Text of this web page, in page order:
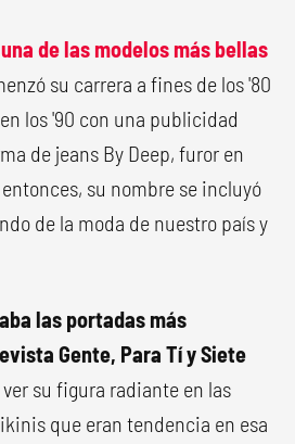
de las modelos más bellas
su carrera a fines de los '80
los '90 con una publicidad
de jeans By Deep, furor en
su nombre se incluyó
de la moda de nuestro país y
las portadas más
Gente, Para Tí y Siete
su figura radiante en las
que eran tendencia en esa